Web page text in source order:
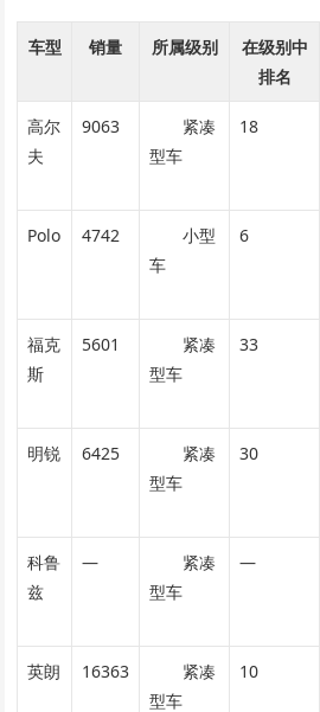
车型 销量 所属级别
在级别中
排名
高尔
夫
9063
紧凑
型车
18
Polo 4742
小型
车
6
福克
斯
5601
紧凑
型车
33
明锐 6425
紧凑
型车
30
科鲁
兹
—
紧凑
型车
—
英朗 16363
紧凑
型车
10